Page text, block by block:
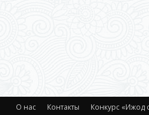
О нас Контакты Конкурс «Ижод